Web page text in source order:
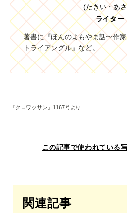
(たきい・あ
ライター
著書に『ほんのよもやま話〜作
トライアングル』など。
『クロワッサン』1167号より
この記事で使われている
関連記事